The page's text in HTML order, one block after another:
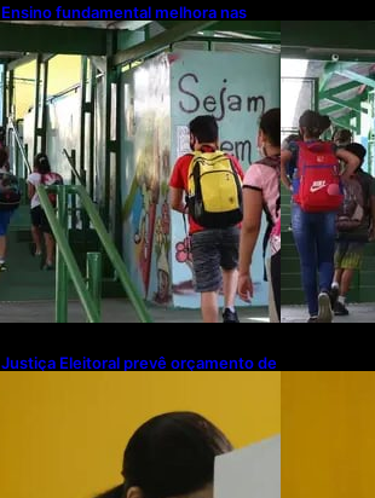
Ensino fundamental melhora nas
redes municipais
Justiça Eleitoral prevê orçamento de